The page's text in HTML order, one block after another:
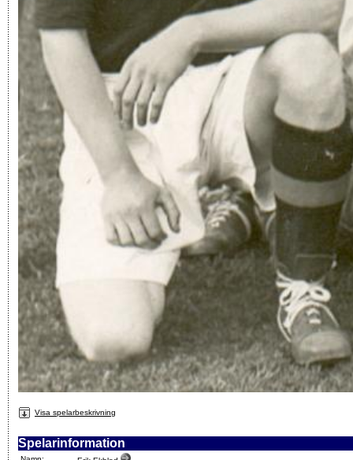
Visa spelarbeskrivning
Spelarinformation